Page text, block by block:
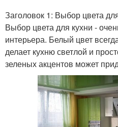
Заголовок 1: Выбор цвета
Выбор цвета для кухни -
интерьера. Белый цвет
делает кухню светлой и
зеленых акцентов может